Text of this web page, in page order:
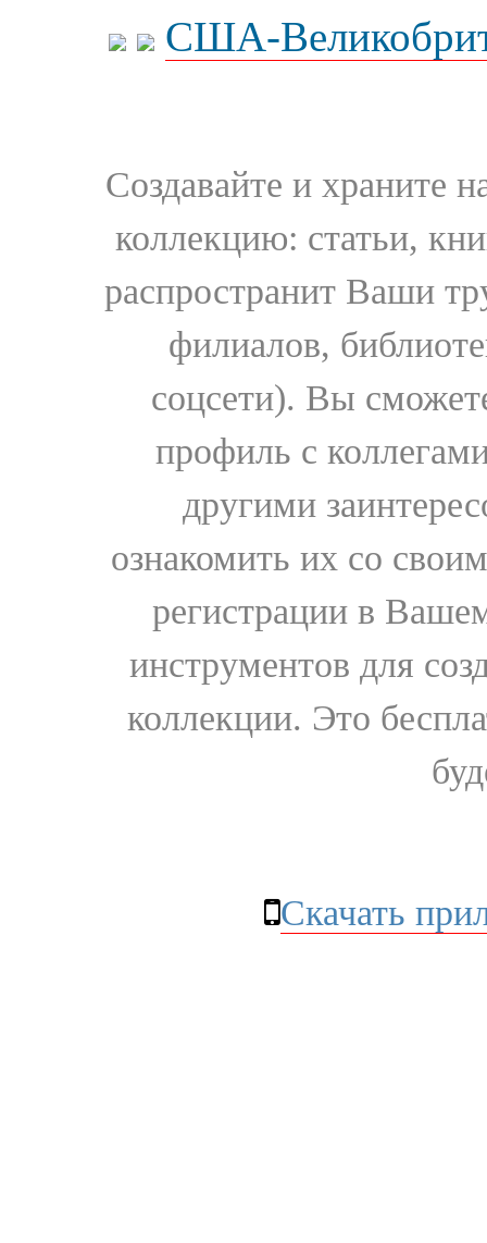
США-
Создавайте и храните
коллекцию: статьи,
распространит Ваши
филиалов,
соцсети). Вы
профиль с
другими
ознакомить их со
регистрации в
инструментов для
коллекции. Это
Скачать